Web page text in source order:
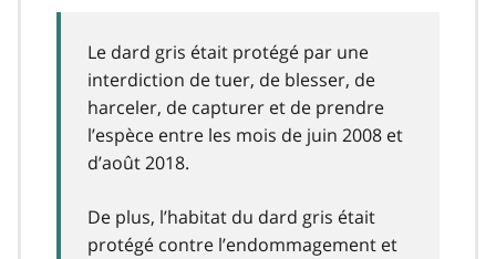
n
o
e
1
Le dard gris était protégé par une
interdiction de tuer, de blesser, de
harceler, de capturer et de prendre
l’espèce entre les mois de juin 2008 et
d’août 2018.
De plus, l’habitat du dard gris était
protégé contre l’endommagement et